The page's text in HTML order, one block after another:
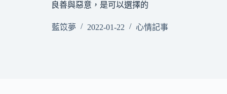
良善與惡意，是可以選擇的
藍笖夢 2022-01-22 心情記事